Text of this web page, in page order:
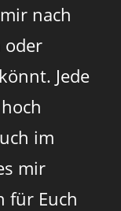
nach
oder
Jede
im
mir
für Euch